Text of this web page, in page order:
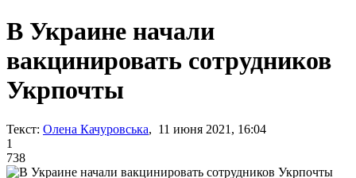
В Украине начали
вакцинировать сотрудников
Укрпочты
Текст: Олена Качуровська, 11 июня 2021, 16:04
1
738